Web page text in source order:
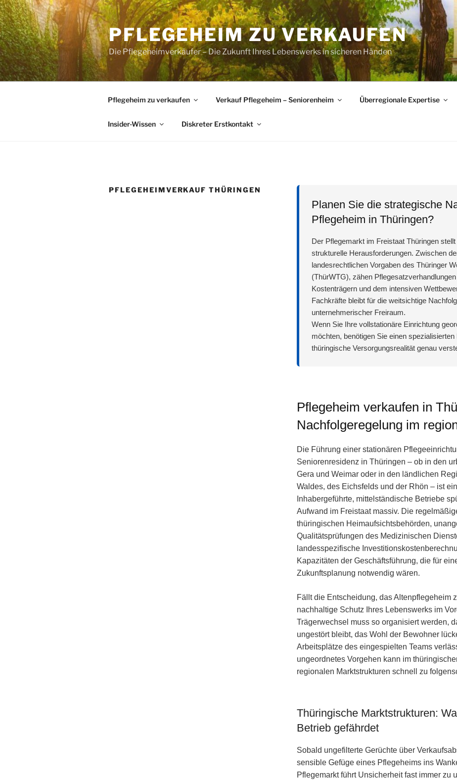
Zum
Inhalt
springen
PFLEGEHEIM ZU VERKAUFEN
Die Pflegeheimverkäufer – Die Zukunft Ihres Lebenswerks in sicheren Händen
Pflegeheim zu verkaufen Verkauf Pflegeheim – Seniorenheim Überregionale Expertise
Insider-Wissen Diskreter Erstkontakt
PFLEGEHEIMVERKAUF THÜRINGEN
Planen Sie die strategische
Pflegeheim in Thüringen?
Der Pflegemarkt im Freistaat Thüringen
strukturelle Herausforderungen. Zwischen
landesrechtlichen Vorgaben des Thüringer
(ThürWTG), zähen
Kostenträgern und dem intensiven
Fachkräfte bleibt für die weitsichtige
unternehmerischer Freiraum.
Wenn Sie Ihre vollstationäre Einrichtung
möchten, benötigen Sie einen
thüringische Versorgungsrealität genau
Pflegeheim verkaufen in
Nachfolgeregelung im
Die Führung einer stationären
Seniorenresidenz in Thüringen – ob in den
Gera und Weimar oder in den ländlichen
Waldes, des Eichsfelds und der Rhön – ist
Inhabergeführte, mittelständische Betriebe
Aufwand im Freistaat massiv. Die
thüringischen Heimaufsichtsbehörden,
Qualitätsprüfungen des Medizinischen
landesspezifische
Kapazitäten der Geschäftsführung, die für
Zukunftsplanung notwendig wären.
Fällt die Entscheidung, das Altenpflegeheim
nachhaltige Schutz Ihres Lebenswerks im
Trägerwechsel muss so organisiert werden,
ungestört bleibt, das Wohl der Bewohner
Arbeitsplätze des eingespielten Teams
ungeordnetes Vorgehen kann im
regionalen Marktstrukturen schnell zu
Thüringische Marktstrukturen:
Betrieb gefährdet
Sobald ungefilterte Gerüchte über
sensible Gefüge eines Pflegeheims ins
Pflegemarkt führt Unsicherheit fast immer zu